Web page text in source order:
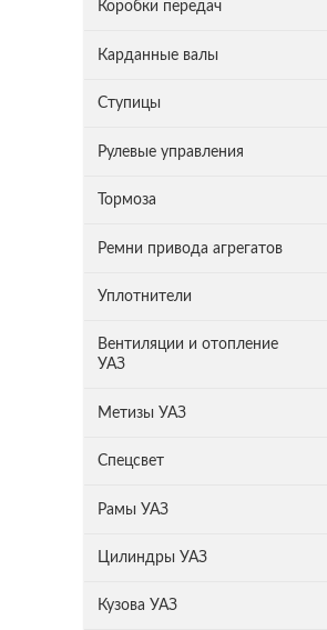
Коробки передач
Карданные валы
Ступицы
Рулевые управления
Тормоза
Ремни привода агрегатов
Уплотнители
Вентиляции и отопление
УАЗ
Метизы УАЗ
Спецсвет
Рамы УАЗ
Цилиндры УАЗ
Кузова УАЗ